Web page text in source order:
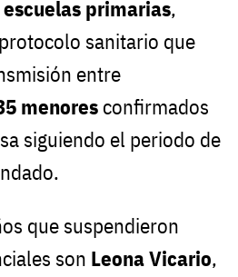
primarias,
sanitario que
entre
menores confirmados
siguiendo el periodo de
que suspendieron
son Leona Vicario,